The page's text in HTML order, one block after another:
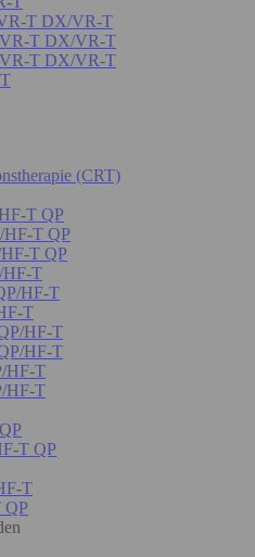
T DX/VR-T
T DX/VR-T
T DX/VR-T
(CRT)
T QP
HF-T QP
T QP
HF-T
HF-T
T
HF-T
HF-T
HF-T
HF-T
T QP
T
QP